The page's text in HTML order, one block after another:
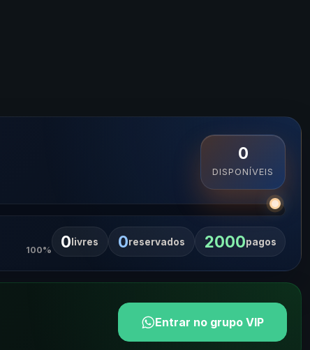
0
DISPONÍVEIS
100% 0 livres 0reservados 2000pagos
Entrar no grupo VIP